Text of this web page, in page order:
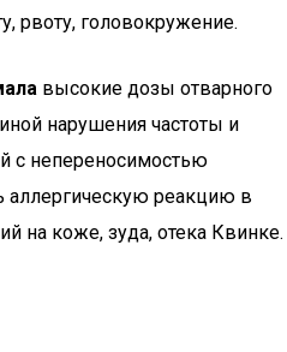
рвоту, головокружение.
высокие дозы отварного
нарушения частоты и
с непереносимостью
аллергическую реакцию в
на коже, зуда, отека Квинке.